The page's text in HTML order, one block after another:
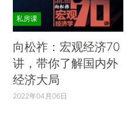
私房课
向松祚：宏观经济70
讲，带你了解国内外
经济大局
2022年04月06日